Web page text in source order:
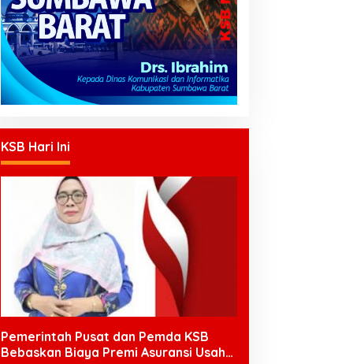
KSB Hari Ini
Pemerintah Pusat dan Pemda KSB
Bebaskan Biaya Premi Asuransi Usaha